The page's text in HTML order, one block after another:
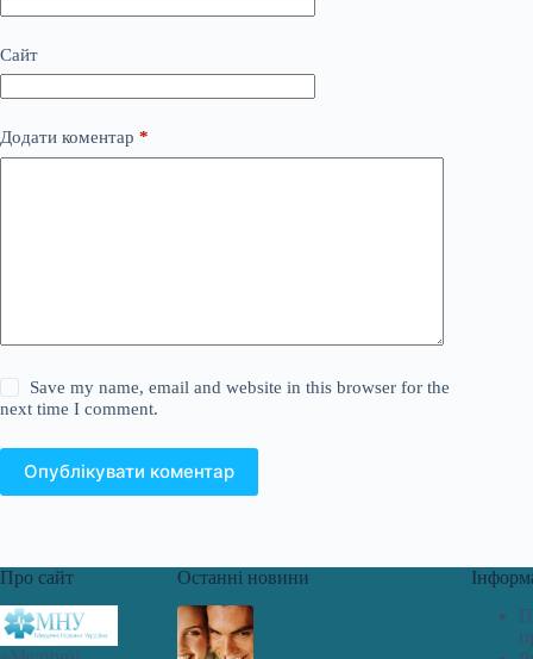
Сайт
Додати коментар *
Save my name, email and website in this browser for the
next time I comment.
Опублікувати коментар
Про сайт Останні новини